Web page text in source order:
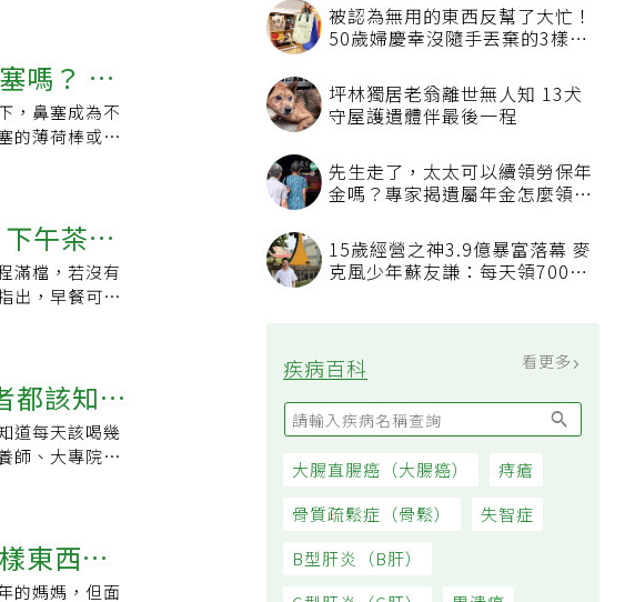
被認為無用的東西反幫了大忙！
50歲婦慶幸沒隨手丟棄的3樣物
坪林獨居老翁離世無人知 13犬
守屋護遺體伴最後一程
先生走了，太太可以續領勞保年
金嗎？專家揭遺屬年金怎麼領，
15歲經營之神3.9億暴富落幕 麥
克風少年蘇友謙：每天領700元
疾病百科 看更多
大腸直腸癌（大腸癌）
痔瘡
骨質疏鬆症（骨鬆）
失智症
B型肝炎（B肝）
用，以免對
喝水，以利帶
提升精神方式
些都是方法。
上新聞文
。
香氣更加有
長時間浸泡
啡產生綿密氣
營養師建議，
後就不再喝。
習慣，可先喝
常睡眠狀況
建議在起床後
無負擔咖啡不
、焦慮、失
狀更加嚴重；
攝取多少的咖
不同。◎成
調製飲料標
一杯咖啡因
：低於100毫
統，增加腎
過若有飲用咖
會越來越
品內都有添加
汁的成份之
說到提神絕對
部運作，同時
了短時間強效
能會有效果，
化合物，給
復非常重要，
後補充足量的
恢復元氣，而
可能會導致作
談》授權刊
嗎？ 藥
，鼻塞成為不
的薄荷棒或薄
成藥，取得
它主要的提神
給人一種緩
刺激，導致鼻
惡化。 使用
或藥品仿單
處置方式等，
吸劑具有刺激
鼻腔內，以免
售鼻吸劑的情
荷棒、薄荷
因並予以治
午茶這
滿檔，若沒有
出，早餐可攝
，以免影響
澱粉醒腦、蛋
取優質澱粉及
質澱粉可以幫
，能幫助腸
失眠等，可吃
茄、柑橘、
發炎反應連假
都該知道
道每天該喝幾
師、大專院校
找出適合飲
航特地戳破
航指出，咖
東西別
的媽媽，但面